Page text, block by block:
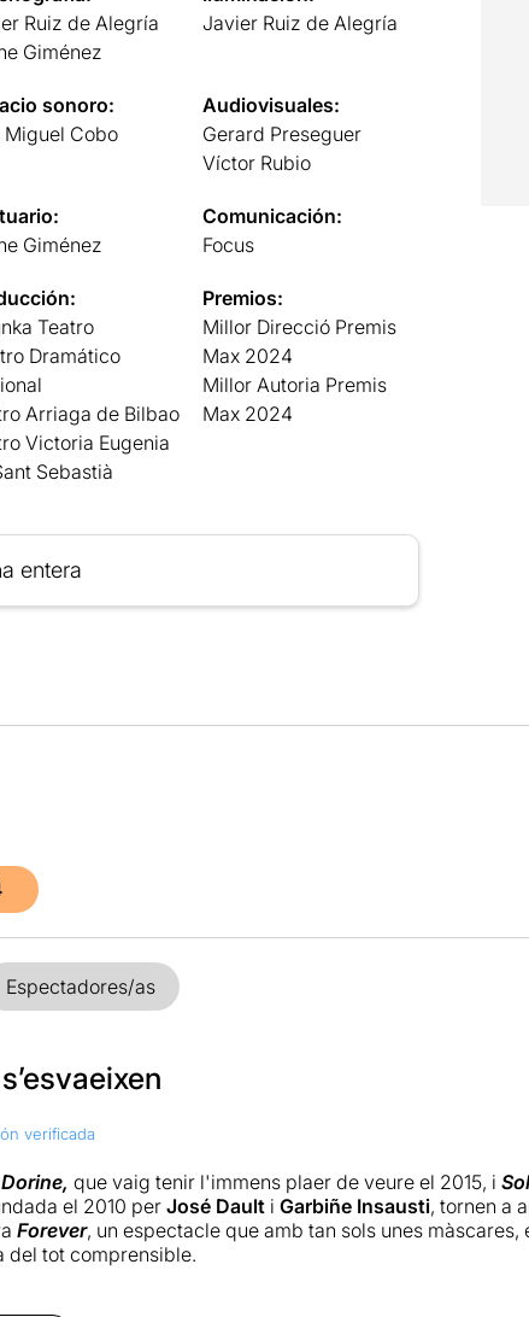
Ruiz de Alegría
Giménez
Javier Ruiz de Alegría
sonoro:
Miguel Cobo
Audiovisuales:
Gerard Preseguer
Víctor Rubio
Giménez
Comunicación:
Focus
Teatro
Dramático
Arriaga de Bilbao
Victoria Eugenia
Sebastià
Premios:
Millor Direcció Premis
Max 2024
Millor Autoria Premis
Max 2024
entera
Espectadores/as
verificada
que vaig tenir l'immens plaer de veure el 2015, i
el 2010 perJosé Daulti Garbiñe Insausti, tornen a
Forever, un espectacle que amb tan sols unes màscares,
del tot comprensible.